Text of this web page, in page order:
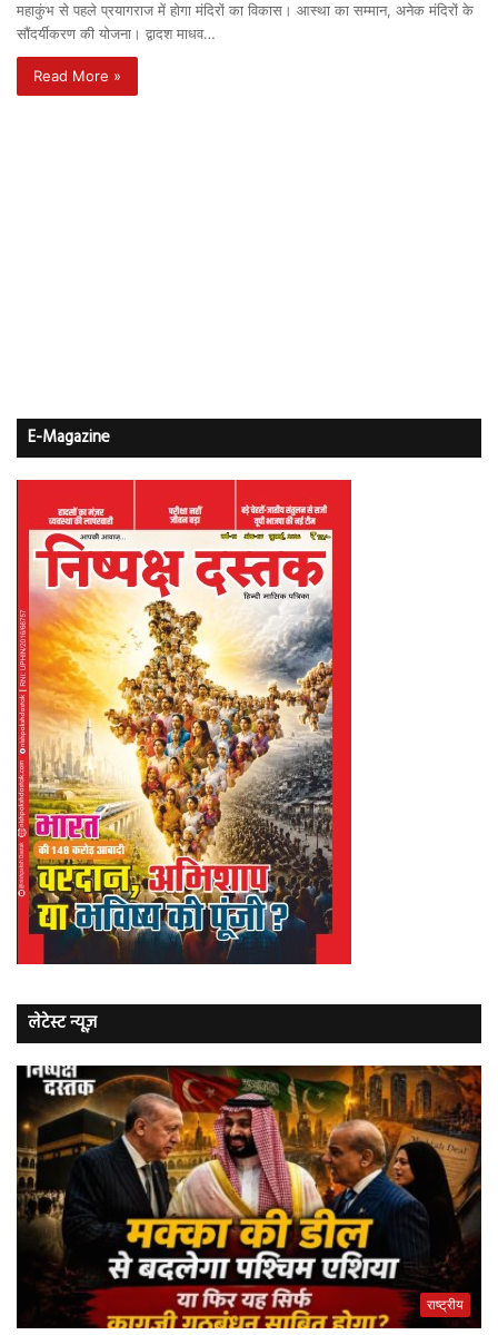
महाकुंभ से पहले प्रयागराज में होगा मंदिरों का विकास। आस्था का सम्मान, अनेक मंदिरों के
सौंदर्यीकरण की योजना। द्वादश माधव…
Read More »
E-Magazine
लेटेस्ट न्यूज़
राष्ट्रीय